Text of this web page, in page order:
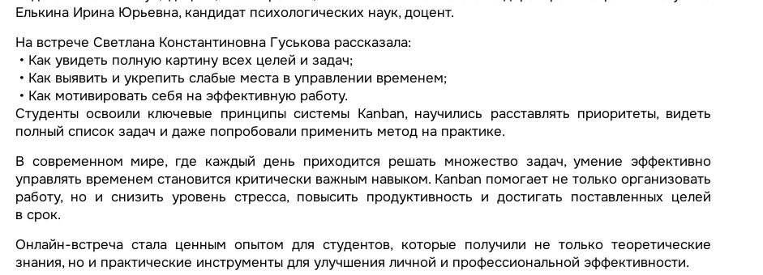
Елькина Ирина Юрьевна, кандидат психологических наук, доцент.
На встрече Светлана Константиновна Гуськова рассказала:
• Как увидеть полную картину всех целей и задач;
• Как выявить и укрепить слабые места в управлении временем;
• Как мотивировать себя на эффективную работу.
Студенты освоили ключевые принципы системы Kanban, научились расставлять приоритеты, видеть
полный список задач и даже попробовали применить метод на практике.
В современном мире, где каждый день приходится решать множество задач, умение эффективно
управлять временем становится критически важным навыком. Kanban помогает не только организовать
работу, но и снизить уровень стресса, повысить продуктивность и достигать поставленных целей
в срок.
Онлайн-встреча стала ценным опытом для студентов, которые получили не только теоретические
знания, но и практические инструменты для улучшения личной и профессиональной эффективности.